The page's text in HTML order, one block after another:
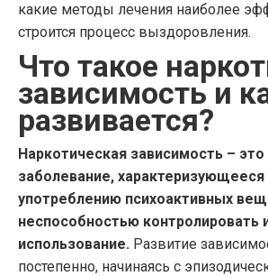
какие методы лечения наиболее
строится процесс выздоровления.
Что такое
зависимость и
развивается?
Наркотическая зависимость –
заболевание, характеризующееся
употреблению психоактивных
неспособностью контролировать
использование. Развитие
постепенно, начинаясь с